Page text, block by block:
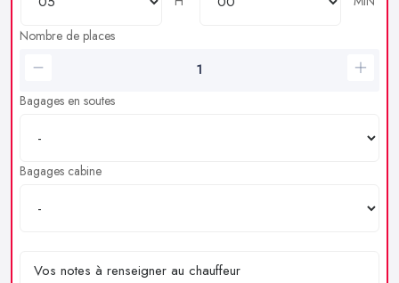
Nombre de places
Bagages en soutes
Bagages cabine